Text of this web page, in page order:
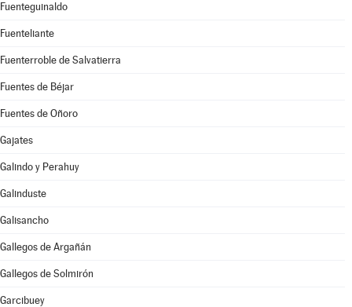
Fuenteguinaldo
Fuenteliante
Fuenterroble de Salvatierra
Fuentes de Béjar
Fuentes de Oñoro
Gajates
Galindo y Perahuy
Galinduste
Galisancho
Gallegos de Argañán
Gallegos de Solmirón
Garcibuey